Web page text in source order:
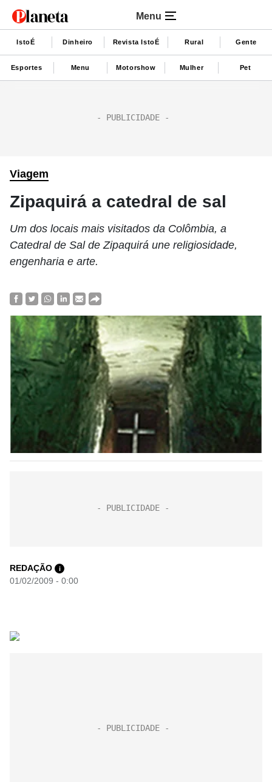
Menu
IstoÉ Dinheiro Revista IstoÉ Rural Gente
Esportes Menu Motorshow Mulher Pet
Viagem
Zipaquirá a catedral de sal
Um dos locais mais visitados da Colômbia, a
Catedral de Sal de Zipaquirá une religiosidade,
engenharia e arte.
REDAÇÃO i
01/02/2009 - 0:00